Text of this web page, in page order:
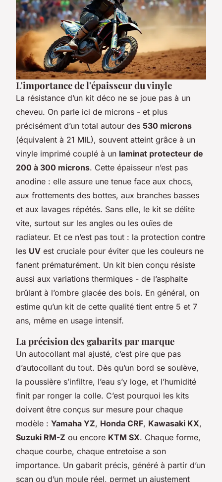
L'importance de l'épaisseur du vinyle
La résistance d’un kit déco ne se joue pas à un
cheveu. On parle ici de microns - et plus
précisément d’un total autour des 530 microns
(équivalent à 21 MIL), souvent atteint grâce à un
vinyle imprimé couplé à un laminat protecteur de
200 à 300 microns. Cette épaisseur n’est pas
anodine : elle assure une tenue face aux chocs,
aux frottements des bottes, aux branches basses
et aux lavages répétés. Sans elle, le kit se délite
vite, surtout sur les angles ou les ouïes de
radiateur. Et ce n’est pas tout : la protection contre
les UV est cruciale pour éviter que les couleurs ne
fanent prématurément. Un kit bien conçu résiste
aussi aux variations thermiques - de l’asphalte
brûlant à l’ombre glacée des bois. En général, on
estime qu’un kit de cette qualité tient entre 5 et 7
ans, même en usage intensif.
La précision des gabarits par marque
Un autocollant mal ajusté, c’est pire que pas
d’autocollant du tout. Dès qu’un bord se soulève,
la poussière s’infiltre, l’eau s’y loge, et l’humidité
finit par ronger la colle. C’est pourquoi les kits
doivent être conçus sur mesure pour chaque
modèle : Yamaha YZ, Honda CRF, Kawasaki KX,
Suzuki RM-Z ou encore KTM SX. Chaque forme,
chaque courbe, chaque entretoise a son
importance. Un gabarit précis, généré à partir d’un
scan ou d’un moule réel, permet un ajustement